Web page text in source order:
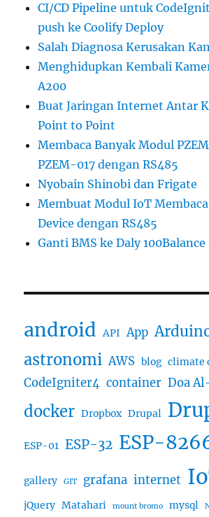
CI/CD Pipeline untuk
push ke Coolify Deploy
Salah Diagnosa Kerusakan
Menghidupkan Kembali
A200
Buat Jaringan Internet Antar
Point to Point
Membaca Banyak Modul
PZEM-017 dengan RS485
Nyobain Shinobi dan Frigate
Membuat Modul IoT
Device dengan RS485
Ganti BMS ke Daly
android API App
astronomi AWS blog climate
CodeIgniter4 container Doa
docker Dropbox Drupal
ESP-01 ESP-32 ESP-
gallery GIT grafana internet
jQuery Matahari mount bromo mysql